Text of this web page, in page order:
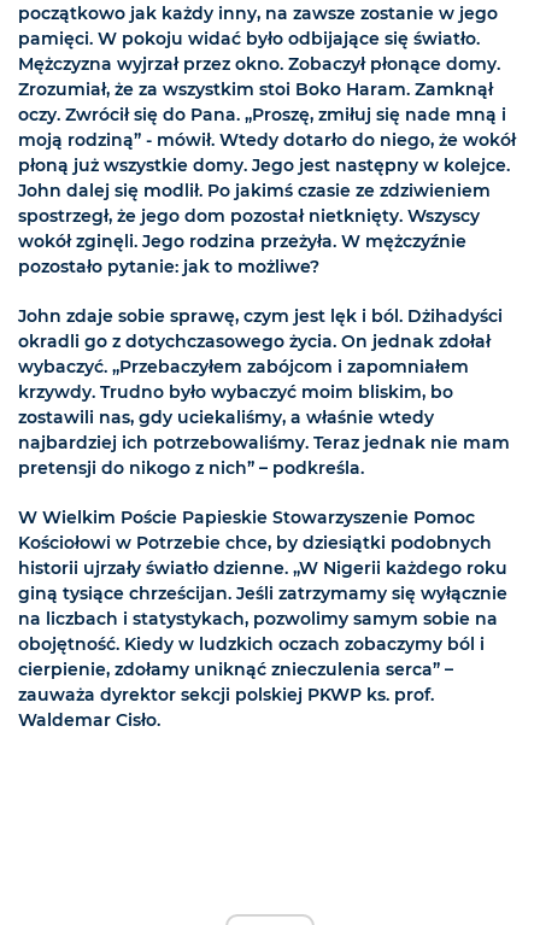
początkowo jak każdy inny, na zawsze zostanie w jego
pamięci. W pokoju widać było odbijające się światło.
Mężczyzna wyjrzał przez okno. Zobaczył płonące domy.
Zrozumiał, że za wszystkim stoi Boko Haram. Zamknął
oczy. Zwrócił się do Pana. „Proszę, zmiłuj się nade mną i
moją rodziną” - mówił. Wtedy dotarło do niego, że wokół
płoną już wszystkie domy. Jego jest następny w kolejce.
John dalej się modlił. Po jakimś czasie ze zdziwieniem
spostrzegł, że jego dom pozostał nietknięty. Wszyscy
wokół zginęli. Jego rodzina przeżyła. W mężczyźnie
pozostało pytanie: jak to możliwe?
John zdaje sobie sprawę, czym jest lęk i ból. Dżihadyści
okradli go z dotychczasowego życia. On jednak zdołał
wybaczyć. „Przebaczyłem zabójcom i zapomniałem
krzywdy. Trudno było wybaczyć moim bliskim, bo
zostawili nas, gdy uciekaliśmy, a właśnie wtedy
najbardziej ich potrzebowaliśmy. Teraz jednak nie mam
pretensji do nikogo z nich” – podkreśla.
W Wielkim Poście Papieskie Stowarzyszenie Pomoc
Kościołowi w Potrzebie chce, by dziesiątki podobnych
historii ujrzały światło dzienne. „W Nigerii każdego roku
giną tysiące chrześcijan. Jeśli zatrzymamy się wyłącznie
na liczbach i statystykach, pozwolimy samym sobie na
obojętność. Kiedy w ludzkich oczach zobaczymy ból i
cierpienie, zdołamy uniknąć znieczulenia serca” –
zauważa dyrektor sekcji polskiej PKWP ks. prof.
Waldemar Cisło.